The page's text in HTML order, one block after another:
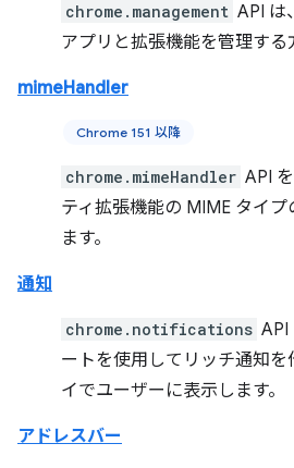
chrome.management API は
アプリと拡張機能を管理する
mimeHandler
Chrome 151 以降
chrome.mimeHandler API
ティ拡張機能の MIME タイ
ます。
通知
chrome.notifications API
ートを使用してリッチ通知
イでユーザーに表示します。
アドレスバー